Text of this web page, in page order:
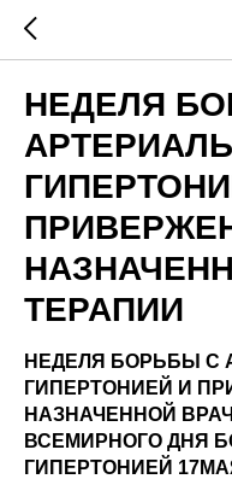
НЕДЕЛЯ
ТЕРАПИИ
НЕДЕЛЯ БОРЬБЫ С
ГИПЕРТОНИЕЙ И
НАЗНАЧЕННОЙ
ВСЕМИРНОГО ДНЯ
ГИПЕРТОНИЕЙ